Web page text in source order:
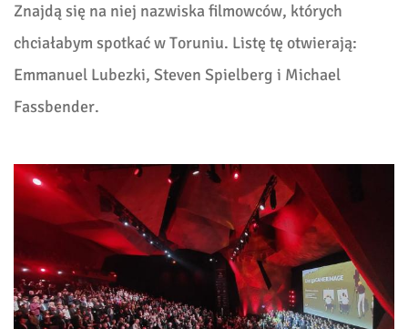
Znajdą się na niej nazwiska filmowców, których
chciałabym spotkać w Toruniu. Listę tę otwierają:
Emmanuel Lubezki, Steven Spielberg i Michael
Fassbender.